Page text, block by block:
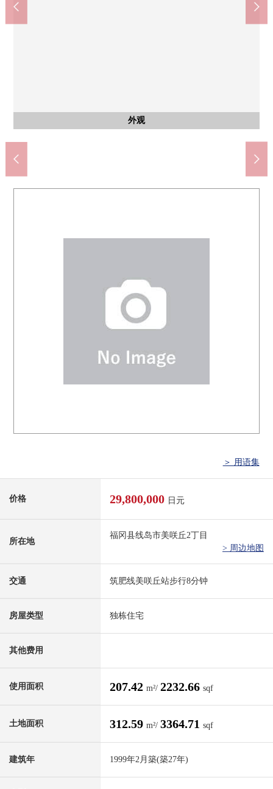
外观
区划图
用地配置图
外观
外观
外观
外观
外观
其他当地
其他当地
院子
院子
院子
停车场
停车位
停车场
停车位
marushoku南风店(约420m)
SUNDRUG南风店(约460m)
7-Eleven前原南风台商店(约370m)
线岛市立南风小学(约460m)
线岛市立前原西中学(约1340m)
＞ 用语集
价格 29,800,000 日元
所在地
福冈县线岛市美咲丘2丁目
> 周边地图
交通 筑肥线美咲丘站步行8分钟
房屋类型 独栋住宅
其他费用
使用面积 207.42 m²/ 2232.66 sqf
土地面积 312.59 m²/ 3364.71 sqf
建筑年 1999年2月築(築27年)